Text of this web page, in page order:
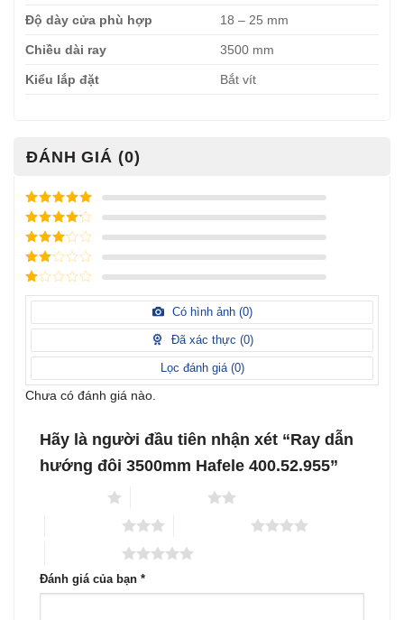
Độ dày cửa phù hợp 18 – 25 mm
Chiều dài ray 3500 mm
Kiểu lắp đặt Bắt vít
ĐÁNH GIÁ (0)
Được xếp
hạng
5
5
sao
Được xếp
hạng
4
5
sao
Được
xếp
hạng3
5 sao
Được
hạng
sao
Được
hạng
sao
Có hình ảnh (0)
Đã xác thực (0)
Lọc đánh giá (0)
Chưa có đánh giá nào.
Hãy là người đầu tiên nhận xét “Ray dẫn
hướng đôi 3500mm Hafele 400.52.955”
Đánh giá của bạn *